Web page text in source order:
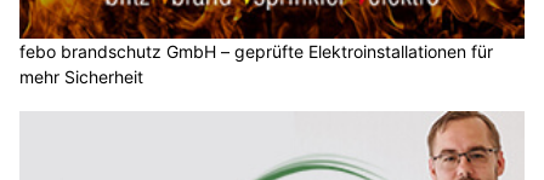
febo brandschutz GmbH – geprüfte Elektroinstallationen für
mehr Sicherheit